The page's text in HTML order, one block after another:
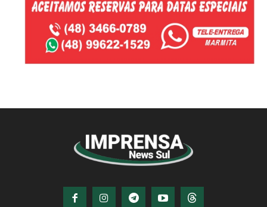
© Imprensa News Sul - Todos os Direitos